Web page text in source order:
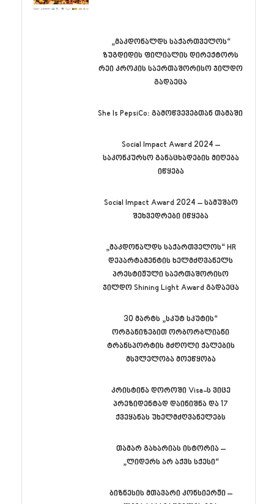
„მაკდონალდს საქართველოს“
ზუგდიდის ფილიალის დირექტორს
რეი კროკის საერთაშორისო ჯილდო
გადაეცა
She Is PepsiCo: გამოწვევებთან თამაში
Social Impact Award 2024 –
საკონკურსო განაცხადების მიღება
იწყება
Social Impact Award 2024 – სამუშაო
შეხვედრები იწყება
„მაკდონალდს საქართველოს“ HR
დეპარტამენტის ხელმძღვანელს
პრესტიჟული საერთაშორისო
ჯილდო Shining Light Award გადაეცა
30 მარტს „სკუტ სკუტის“
ორგანიზებით ორბორბლიანი
ტრანსპორტის მძღოლი ქალების
მსვლელობა მოეწყობა
კრისტინა დოროში Visa-ს ვიცე
პრეზიდენტად დაინიშნა და 17
ქვეყანას უხელმძღვანელებს
თამარ გახარიას ისტორია –
„ლიდერს არ აქვს სქესი“
ბიზნესის მთავარი კონსიერჟი –